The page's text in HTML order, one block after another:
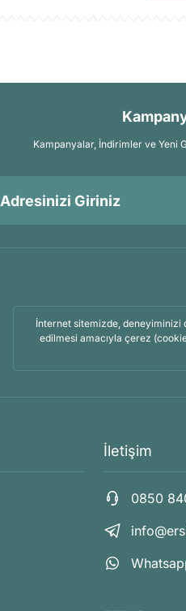
Kampanyalar, İndirimler ve Yeni
İnternet sitemizde, deneyiminizi
edilmesi amacıyla çerez
İletişim
0850